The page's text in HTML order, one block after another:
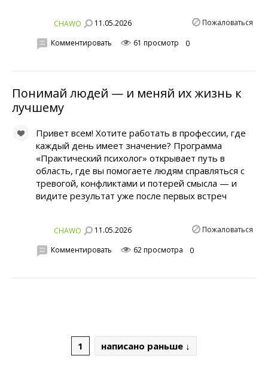
CHAWO 11.05.2026 Пожаловаться
Комментировать 61 просмотр 0
Понимай людей — и меняй их жизнь к
лучшему
Привет всем! Хотите работать в профессии, где
каждый день имеет значение? Программа
«Практический психолог» открывает путь в
область, где вы помогаете людям справляться с
тревогой, конфликтами и потерей смысла — и
видите результат уже после первых встреч
CHAWO 11.05.2026 Пожаловаться
Комментировать 62 просмотра 0
1 написано раньше ↓